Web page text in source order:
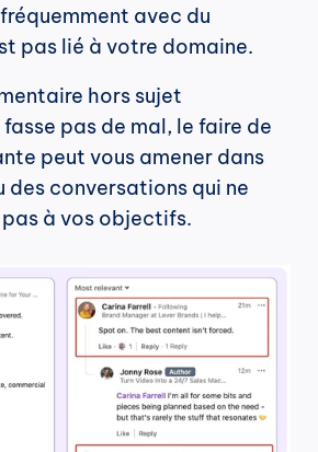
avec du
pas lié à votre domaine.
hors sujet
pas de mal, le faire de
peut vous amener dans
des conversations qui ne
à vos objectifs.